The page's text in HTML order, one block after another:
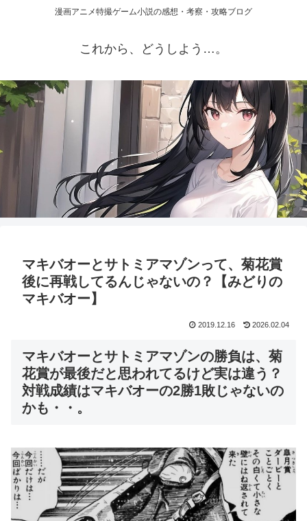
漫画アニメ特撮ゲーム小説の感想・考察・攻略ブログ
これから、どうしよう…。
マキバオーとサトミアマゾンって、菊花賞
後に再戦してるんじゃないの？【みどりの
マキバオー】
2019.12.16 2026.02.04
マキバオーとサトミアマゾンの勝負は、菊
花賞が最後だと思われてるけど実は違う？
対戦成績はマキバオーの2勝1敗じゃないの
かも・・。